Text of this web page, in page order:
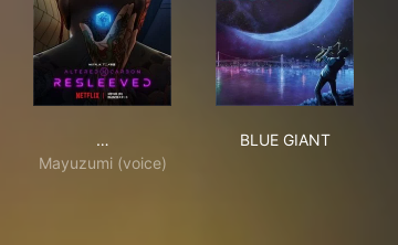
…
Mayuzumi (voice)
BLUE GIANT